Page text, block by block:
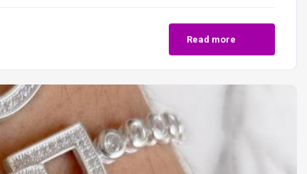
Read more